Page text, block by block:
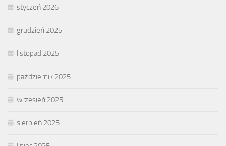
styczeń 2026
grudzień 2025
listopad 2025
październik 2025
wrzesień 2025
sierpień 2025